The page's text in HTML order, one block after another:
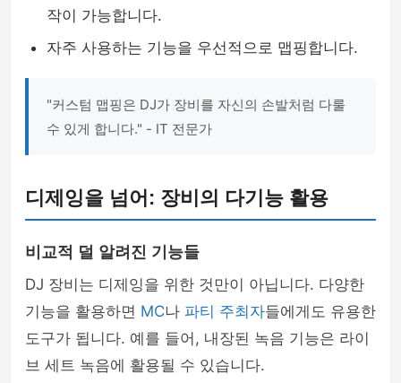
작이 가능합니다.
자주 사용하는 기능을 우선적으로 맵핑합니다.
"커스텀 맵핑은 DJ가 장비를 자신의 손발처럼 다룰
수 있게 합니다." - IT 전문가
디제잉을 넘어: 장비의 다기능 활용
비교적 덜 알려진 기능들
DJ 장비는 디제잉을 위한 것만이 아닙니다. 다양한
기능을 활용하면 MC나 파티 주최자들에게도 유용한
도구가 됩니다. 예를 들어, 내장된 녹음 기능은 라이
브 세트 녹음에 활용될 수 있습니다.